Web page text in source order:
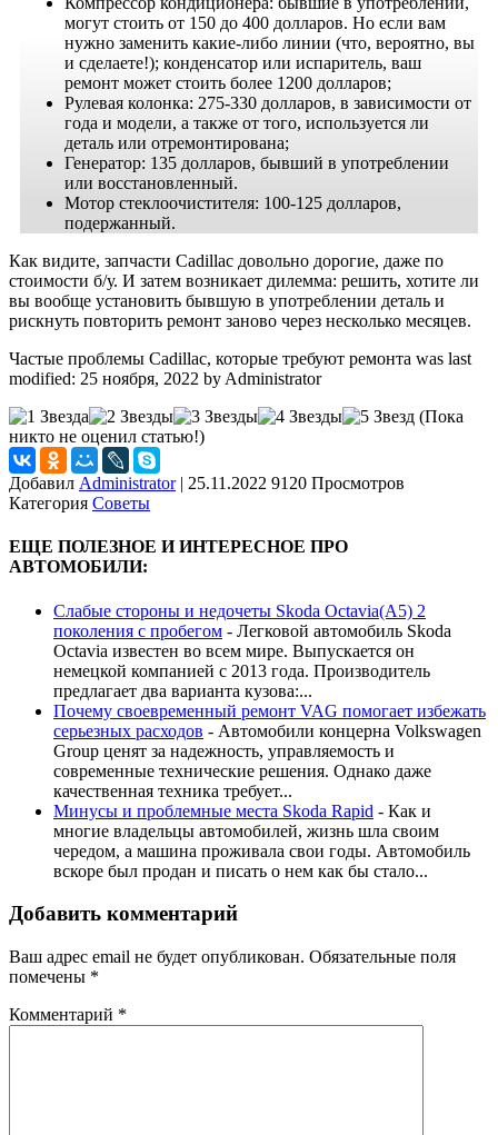
могут стоить от 150 до 400 долларов. Но если вам
нужно заменить какие-либо линии (что, вероятно, вы
и сделаете!); конденсатор или испаритель, ваш
ремонт может стоить более 1200 долларов;
Рулевая колонка: 275-330 долларов, в зависимости от
года и модели, а также от того, используется ли
деталь или отремонтирована;
Генератор: 135 долларов, бывший в употреблении
или восстановленный.
Мотор стеклоочистителя: 100-125 долларов,
подержанный.
Как видите, запчасти Cadillac довольно дорогие, даже по
стоимости б/у. И затем возникает дилемма: решить, хотите ли
вы вообще установить бывшую в употреблении деталь и
рискнуть повторить ремонт заново через несколько месяцев.
Частые проблемы Cadillac, которые требуют ремонта was last
modified: 25 ноября, 2022 by Administrator
(Пока
никто не оценил статью!)
Добавил Administrator | 25.11.2022 9120 Просмотров
Категория Советы
ЕЩЕ ПОЛЕЗНОЕ И ИНТЕРЕСНОЕ ПРО
АВТОМОБИЛИ:
Слабые стороны и недочеты Skoda Octavia(A5) 2
поколения с пробегом - Легковой автомобиль Skoda
Octavia известен во всем мире. Выпускается он
немецкой компанией с 2013 года. Производитель
предлагает два варианта кузова:...
Почему своевременный ремонт VAG помогает избежать
серьезных расходов - Автомобили концерна Volkswagen
Group ценят за надежность, управляемость и
современные технические решения. Однако даже
качественная техника требует...
Минусы и проблемные места Skoda Rapid - Как и
многие владельцы автомобилей, жизнь шла своим
чередом, а машина проживала свои годы. Автомобиль
вскоре был продан и писать о нем как бы стало...
Добавить комментарий
Ваш адрес email не будет опубликован. Обязательные поля
помечены *
Комментарий *